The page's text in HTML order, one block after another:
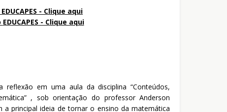
- Clique aqui
EDUCAPES - Clique aqui
reflexão em uma aula da disciplina “Conteúdos,
, sob orientação do professor Anderson
a principal ideia de tornar o ensino da matemática